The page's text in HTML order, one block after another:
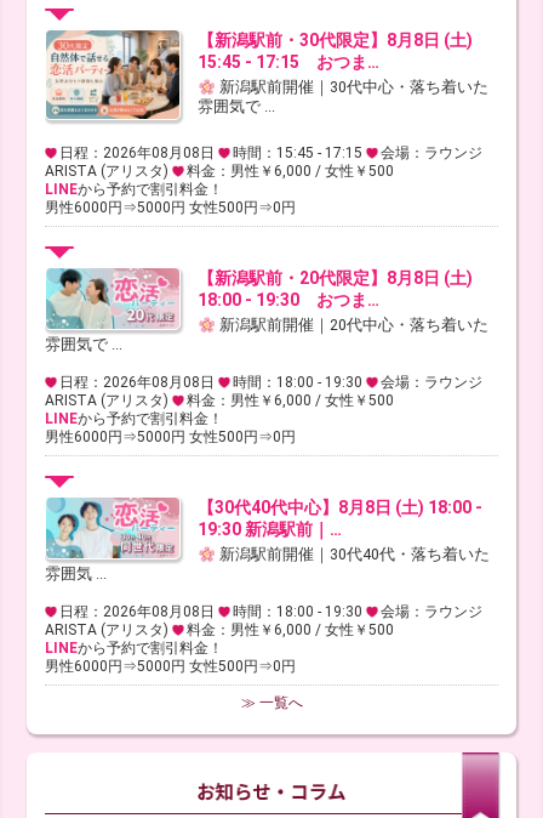
【新潟駅前・30代限定】8月8日 (土)
15:45 - 17:15 おつま…
新潟駅前開催｜30代中心・落ち着いた
雰囲気で ...
日程：2026年08月08日 時間：15:45 - 17:15
会場：ラウンジ
ARISTA (アリスタ)
料金：男性￥6,000 / 女性￥500
LINEから予約で割引料金！
男性6000円⇒5000円 女性500円⇒0円
【新潟駅前・20代限定】8月8日 (土)
18:00 - 19:30 おつま…
新潟駅前開催｜20代中心・落ち着いた
雰囲気で ...
日程：2026年08月08日 時間：18:00 - 19:30
会場：ラウンジ
ARISTA (アリスタ)
料金：男性￥6,000 / 女性￥500
LINEから予約で割引料金！
男性6000円⇒5000円 女性500円⇒0円
【30代40代中心】8月8日 (土) 18:00 -
19:30 新潟駅前｜…
新潟駅前開催｜30代40代・落ち着いた
雰囲気 ...
日程：2026年08月08日 時間：18:00 - 19:30
会場：ラウンジ
ARISTA (アリスタ)
料金：男性￥6,000 / 女性￥500
LINEから予約で割引料金！
男性6000円⇒5000円 女性500円⇒0円
≫ 一覧へ